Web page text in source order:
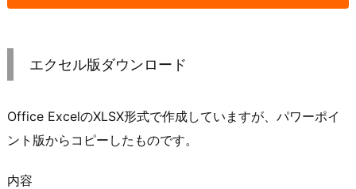
エクセル版ダウンロード
Office ExcelのXLSX形式で作成していますが、パワーポイ
ント版からコピーしたものです。
内容